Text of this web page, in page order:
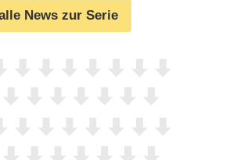
News zur Serie